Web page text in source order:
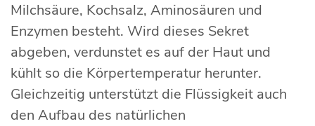
Milchsäure, Kochsalz, Aminosäuren und
Enzymen besteht. Wird dieses Sekret
abgeben, verdunstet es auf der Haut und
kühlt so die Körpertemperatur herunter.
Gleichzeitig unterstützt die Flüssigkeit auch
den Aufbau des natürlichen